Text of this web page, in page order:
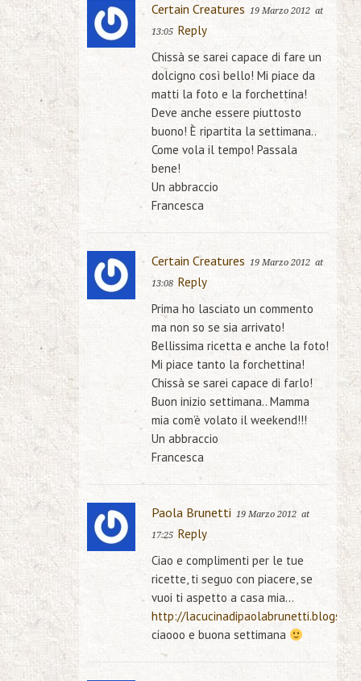
Certain Creatures 19 Marzo 2012 at
13:05 Reply
Chissà se sarei capace di fare un
dolcigno così bello! Mi piace da
matti la foto e la forchettina!
Deve anche essere piuttosto
buono! È ripartita la settimana..
Come vola il tempo! Passala
bene!
Un abbraccio
Francesca
Certain Creatures 19 Marzo 2012 at
13:08 Reply
Prima ho lasciato un commento
ma non so se sia arrivato!
Bellissima ricetta e anche la foto!
Mi piace tanto la forchettina!
Chissà se sarei capace di farlo!
Buon inizio settimana.. Mamma
mia com’è volato il weekend!!!
Un abbraccio
Francesca
Paola Brunetti 19 Marzo 2012 at
17:25 Reply
Ciao e complimenti per le tue
ricette, ti seguo con piacere, se
vuoi ti aspetto a casa mia…
http://
ciaooo e buona settimana